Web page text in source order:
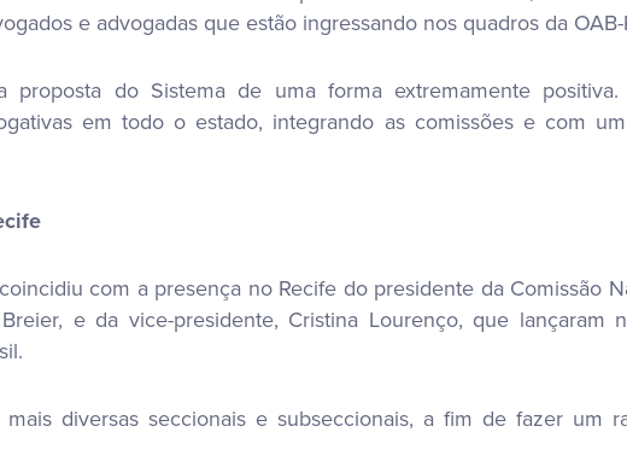
e advogadas que estão ingressando nos quadros da OAB-
proposta do Sistema de uma forma extremamente
em todo o estado, integrando as comissões e com
com a presença no Recife do presidente da Comissão
e da vice-presidente, Cristina Lourenço, que lançaram
diversas seccionais e subseccionais, a fim de fazer um